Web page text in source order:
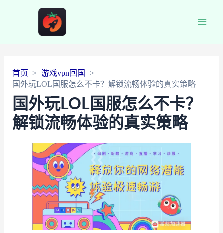
首页
游戏vpn回国
国外玩LOL国服怎么不卡？解锁流畅体验的真实策略
国外玩LOL国服怎么不卡？
解锁流畅体验的真实策略